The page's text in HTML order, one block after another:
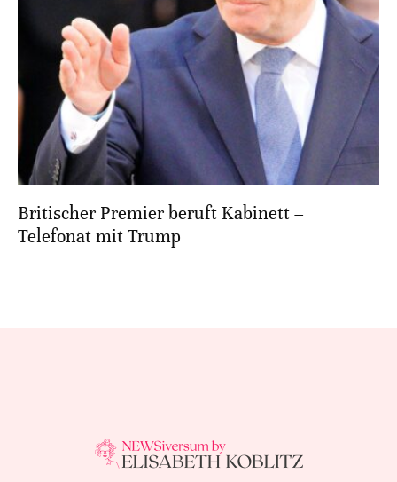
Britischer Premier beruft Kabinett –
Telefonat mit Trump